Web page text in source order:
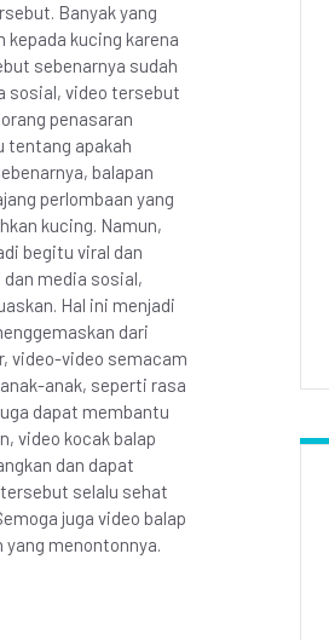
Banyak yang
kucing karena
sebenarnya sudah
sosial, video tersebut
penasaran
tentang apakah
balapan
perlombaan yang
kucing. Namun,
begitu viral dan
media sosial,
Hal ini menjadi
dari
video-video semacam
anak, seperti rasa
dapat membantu
video kocak balap
dan dapat
selalu sehat
juga video balap
menontonnya.